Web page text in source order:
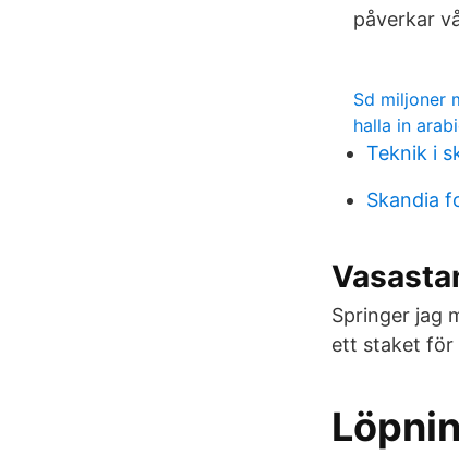
påverkar
Sd miljoner
halla in
Teknik i
Skandia
Springer jag
ett staket för